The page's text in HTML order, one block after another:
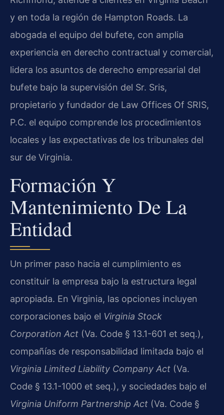
y en toda la región de Hampton Roads. La
abogada el equipo del bufete, con amplia
experiencia en derecho contractual y comercial,
lidera los asuntos de derecho empresarial del
bufete bajo la supervisión del Sr. Sris,
propietario y fundador de Law Offices Of SRIS,
P.C. el equipo comprende los procedimientos
locales y las expectativas de los tribunales del
sur de Virginia.
Formación Y
Mantenimiento De La
Entidad
Un primer paso hacia el cumplimiento es
constituir la empresa bajo la estructura legal
apropiada. En Virginia, las opciones incluyen
corporaciones bajo el Virginia Stock
Corporation Act (Va. Code § 13.1-601 et seq.),
compañías de responsabilidad limitada bajo el
Virginia Limited Liability Company Act (Va.
Code § 13.1-1000 et seq.), y sociedades bajo el
Virginia Uniform Partnership Act (Va. Code §